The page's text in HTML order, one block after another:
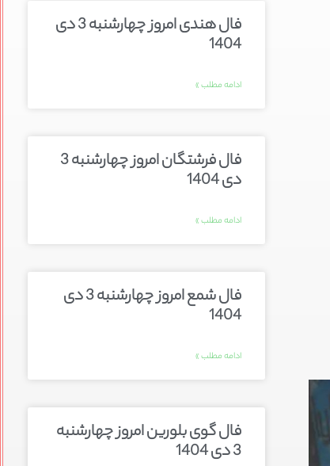
فال هندی امروز چهارشنبه 3 دی
1404
ادامه مطلب »
فال فرشتگان امروز چهارشنبه 3
دی 1404
ادامه مطلب »
فال شمع امروز چهارشنبه 3 دی
1404
ادامه مطلب »
فال گوی بلورین امروز چهارشنبه
3 دی 1404